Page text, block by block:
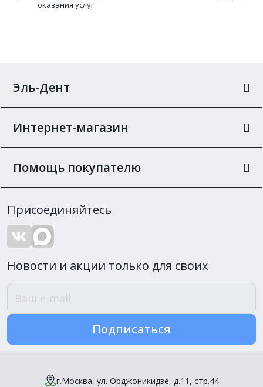
оказания услуг
Эль-Дент
Интернет-магазин
Помощь покупателю
Присоединяйтесь
Новости и акции только для своих
Подписаться
г.Москва, ул. Орджоникидзе, д.11, стр.44